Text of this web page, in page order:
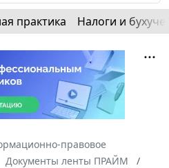
практика Налоги и
правовое
Документы ленты ПРАЙМ